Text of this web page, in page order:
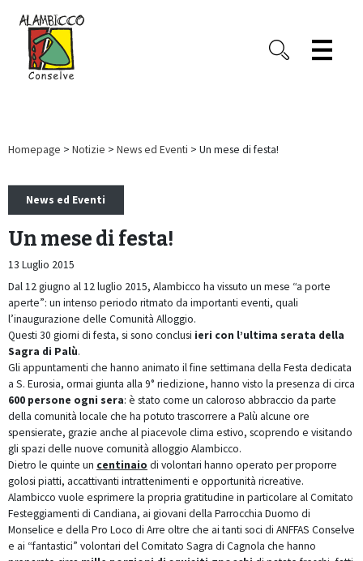
Homepage > Notizie > News ed Eventi > Un mese di festa!
News ed Eventi
Un mese di festa!
13 Luglio 2015
Dal 12 giugno al 12 luglio 2015, Alambicco ha vissuto un mese “a porte
aperte”: un intenso periodo ritmato da importanti eventi, quali
l’inaugurazione delle Comunità Alloggio.
Questi 30 giorni di festa, si sono conclusi ieri con l’ultima serata della
Sagra di Palù.
Gli appuntamenti che hanno animato il fine settimana della Festa dedicata
a S. Eurosia, ormai giunta alla 9° riedizione, hanno visto la presenza di circa
600 persone ogni sera: è stato come un caloroso abbraccio da parte
della comunità locale che ha potuto trascorrere a Palù alcune ore
spensierate, grazie anche al piacevole clima estivo, scoprendo e visitando
gli spazi delle nuove comunità alloggio Alambicco.
Dietro le quinte un centinaio di volontari hanno operato per proporre
golosi piatti, accattivanti intrattenimenti e opportunità ricreative.
Alambicco vuole esprimere la propria gratitudine in particolare al Comitato
Festeggiamenti di Candiana, ai giovani della Parrocchia Duomo di
Monselice e della Pro Loco di Arre oltre che ai tanti soci di ANFFAS Conselve
e ai “fantastici” volontari del Comitato Sagra di Cagnola che hanno